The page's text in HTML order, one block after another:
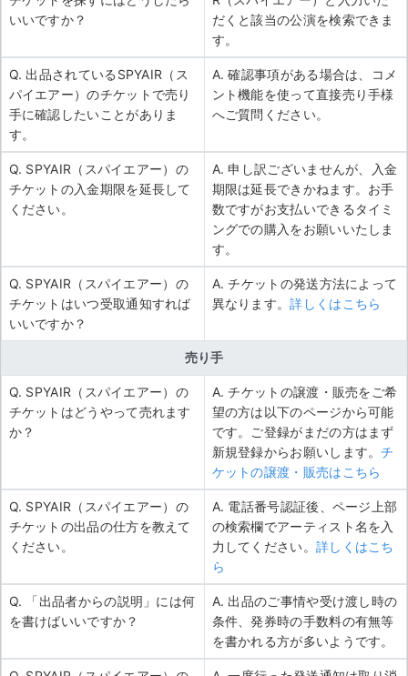
いいですか？
だくと該当の公演を検索できま
す。
Q. 出品されているSPYAIR（ス
パイエアー）のチケットで売り
手に確認したいことがありま
す。
A. 確認事項がある場合は、コメ
ント機能を使って直接売り手様
へご質問ください。
Q. SPYAIR（スパイエアー）の
チケットの入金期限を延長して
ください。
A. 申し訳ございませんが、入金
期限は延長できかねます。お手
数ですがお支払いできるタイミ
ングでの購入をお願いいたしま
す。
Q. SPYAIR（スパイエアー）の
チケットはいつ受取通知すれば
いいですか？
A. チケットの発送方法によって
異なります。詳しくはこちら
売り手
Q. SPYAIR（スパイエアー）の
チケットはどうやって売れます
か？
A. チケットの譲渡・販売をご希
望の方は以下のページから可能
です。ご登録がまだの方はまず
新規登録からお願いします。チ
ケットの譲渡・販売はこちら
Q. SPYAIR（スパイエアー）の
チケットの出品の仕方を教えて
ください。
A. 電話番号認証後、ページ上部
の検索欄でアーティスト名を入
力してください。 詳しくはこち
ら
Q. 「出品者からの説明」には何
を書けばいいですか？
A. 出品のご事情や受け渡し時の
条件、発券時の手数料の有無等
を書かれる方が多いようです。